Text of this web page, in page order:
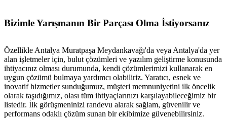
İletişim English
Bizimle Yarışmanın Bir Parçası Olma İstiyorsanız
Özellikle Antalya Muratpaşa Meydankavağı'da veya Antalya'da yer
alan işletmeler için, bulut çözümleri ve yazılım geliştirme konusunda
ihtiyacınız olması durumunda, kendi çözümlerimizi kullanarak en
uygun çözümü bulmaya yardımcı olabiliriz. Yaratıcı, esnek ve
inovatif hizmetler sunduğumuz, müşteri memnuniyetini ilk öncelik
olarak taşıdığımız, olası tüm ihtiyaçlarınızı karşılayabileceğimiz bir
listedir. İlk görüşmeninizi randevu alarak sağlam, güvenilir ve
performans odaklı çözüm sunan bir ekibimize güvenebilirsiniz.